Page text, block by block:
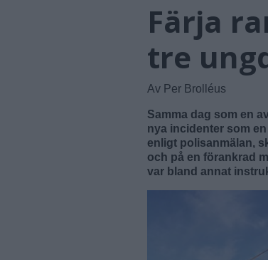
Färja
tre
Av Per Brolléus
Samma dag som en
nya incidenter som
enligt polisanmälan,
och på en förankrad
var bland annat